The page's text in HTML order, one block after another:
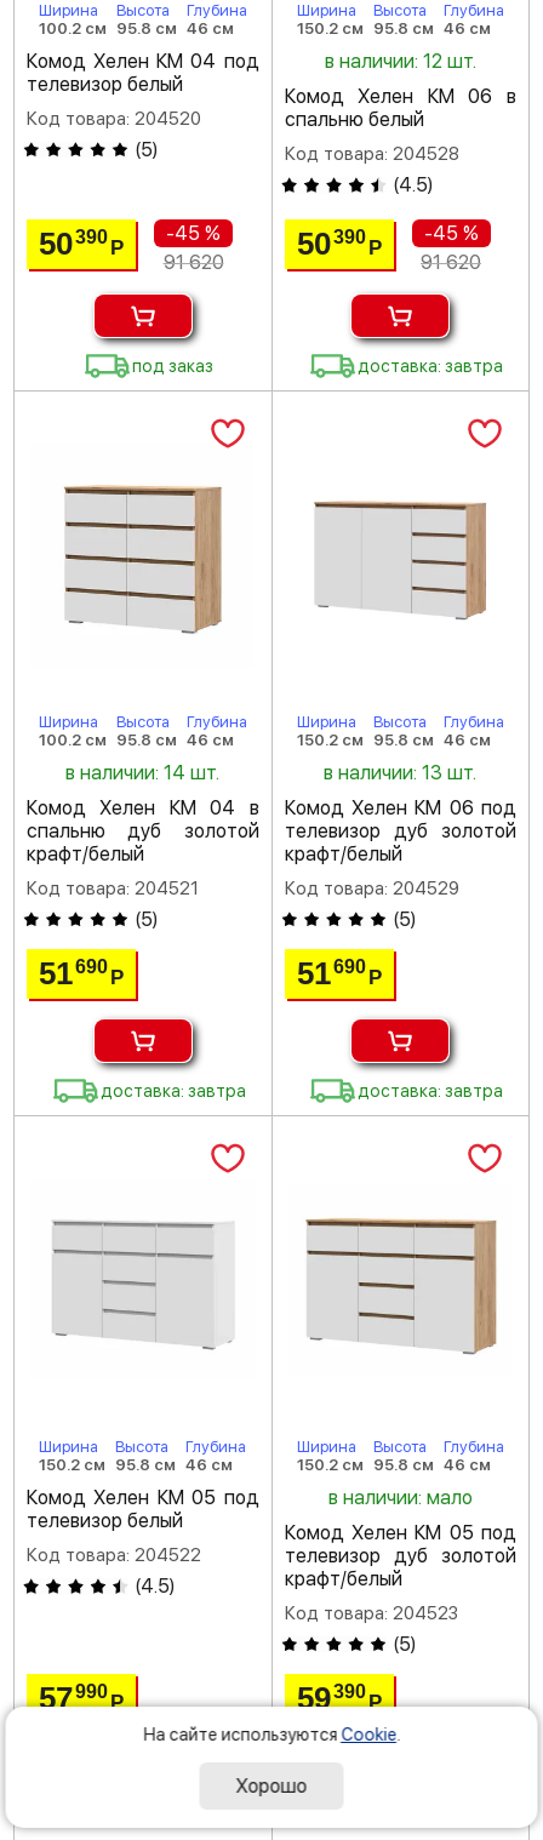
Ширина
100.2 см
Высота
95.8 см
Глубина
46 см
Комод Хелен КМ 04 под
телевизор белый
Код товара: 204520
(5)
50390Р
-45 %
91 620
под заказ
Ширина
150.2 см
Высота
95.8 см
Глубина
46 см
в наличии: 12 шт.
Комод Хелен КМ 06 в
спальню белый
Код товара: 204528
(4.5)
50390 Р
-45 %
91 620
доставка: завтра
Ширина
100.2 см
Высота
95.8 см
Глубина
46 см
в наличии: 14 шт.
Комод Хелен КМ 04 в
спальню дуб золотой
крафт/белый
Код товара: 204521
(5)
51690Р
доставка: завтра
Ширина
150.2 см
Высота
95.8 см
Глубина
46 см
в наличии: 13 шт.
Комод Хелен КМ 06 под
телевизор дуб золотой
крафт/белый
Код товара: 204529
(5)
51690 Р
доставка: завтра
Ширина
150.2 см
Высота
95.8 см
Глубина
46 см
Комод Хелен КМ 05 под
телевизор белый
Код товара: 204522
(4.5)
57990Р
Ширина
150.2 см
Высота
95.8 см
Глубина
46 см
в наличии: мало
Комод Хелен КМ 05 под
телевизор дуб золотой
крафт/белый
Код товара: 204523
(5)
59390Р
На сайте используются Cookie
Хорошо